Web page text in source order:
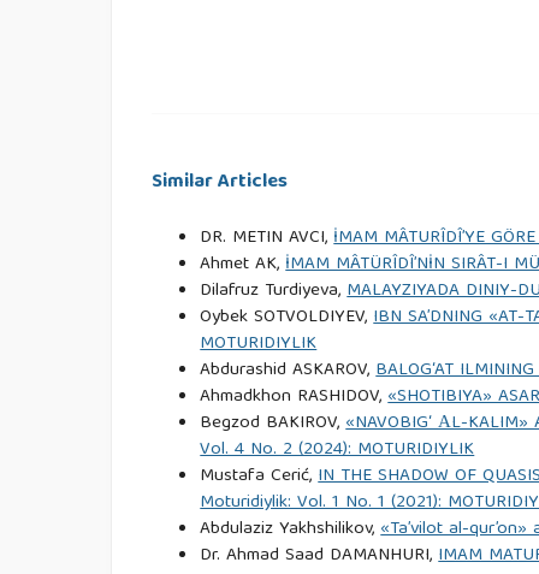
Yayınları.
Mustafa Fayda. «İbn Sa‘d» DİA (Türkiye Diyanet
Mustafa Öz. «Takıyye» DİA (Türkiye Diyanet
Namık Kemal Karabiber. (2009). «Erken
Oğulları Örneği» Genç Akademisyenler İlahiyat
Ramazan Şeşen. (1998). Müslümanlarda Tarih
Yusuf al-Mizzî. (1985). Tahdhibu’l-Kamal fi
Similar Articles
DR. METIN AVCI,İMAM MÂTURÎDÎ’YE
Ahmet AK,İMAM MÂTÜRÎDÎ’NİN SIRÂT-I
Dilafruz Turdiyeva,MALAYZIYADA DINIY-
Oybek SOTVOLDIYEV,IBN SA’DNING «AT-
MOTURIDIYLIK
Abdurashid ASKAROV,BALOG‘AT
Ahmadkhon RASHIDOV,«SHOTIBIYA»
Begzod BAKIROV,«NAVOBIG‘ АL-KALIM»
Vol. 4 No. 2 (2024): MOTURIDIYLIK
Mustafa Cerić,IN THE SHADOW OF
Moturidiylik: Vol. 1 No. 1 (2021):
Abdulaziz Yakhshilikov,«Ta’vilot al-
Dr. Ahmad Saad DAMANHURI,IMAM